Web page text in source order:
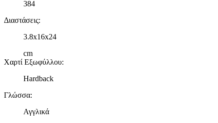
διαφημίσεων και περιεχομένου, τις μετρήσεις σχετικά με
μας και την ανάπτυξη προϊόντων. Επίσης, κοινοποιούμε
πληροφορίες σχετικά με την από μέρους σας χρήση της
δικτύωσης, διαφημίσεων και ανάλυσης.
384
Διαστάσεις:
3.8x16x24
cm
Χαρτί Εξωφύλλου:
Hardback
Γλώσσα:
Αγγλικά